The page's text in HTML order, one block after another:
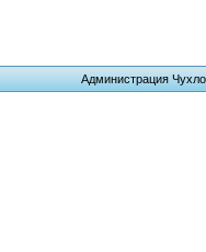
Администрация